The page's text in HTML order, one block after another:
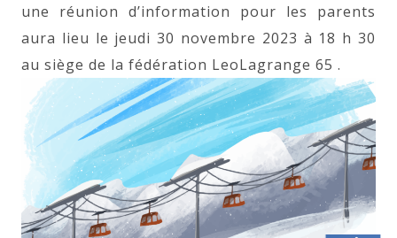
une réunion d’information pour les parents
aura lieu le jeudi 30 novembre 2023 à 18 h 30
au siège de la fédération LeoLagrange 65 .